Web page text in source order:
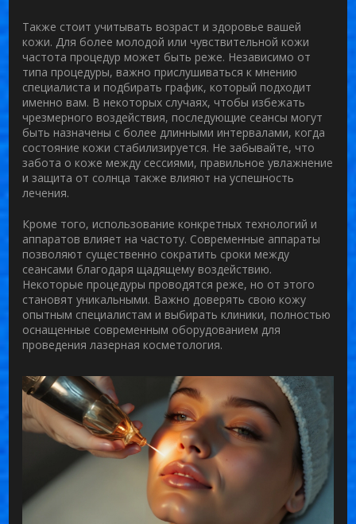
Также стоит учитывать возраст и здоровье вашей
кожи. Для более молодой или чувствительной кожи
частота процедур может быть реже. Независимо от
типа процедуры, важно прислушиваться к мнению
специалиста и подбирать график, который подходит
именно вам. В некоторых случаях, чтобы избежать
чрезмерного воздействия, последующие сеансы могут
быть назначены с более длинными интервалами, когда
состояние кожи стабилизируется. Не забывайте, что
забота о коже между сессиями, правильное увлажнение
и защита от солнца также влияют на успешность
лечения.
Кроме того, использование конкретных технологий и
аппаратов влияет на частоту. Современные аппараты
позволяют существенно сократить сроки между
сеансами благодаря щадящему воздействию.
Некоторые процедуры проводятся реже, но от этого
становят уникальными. Важно доверять свою кожу
опытным специалистам и выбирать клиники, полностью
оснащенные современным оборудованием для
проведениялазерная косметология.